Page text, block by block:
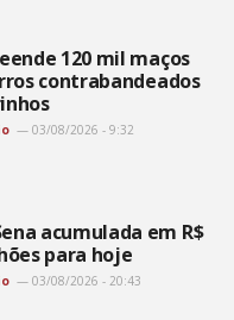
120 mil maços
contrabandeados
03/08/2026 - 9:32
acumulada em R$
para hoje
03/08/2026 - 20:43